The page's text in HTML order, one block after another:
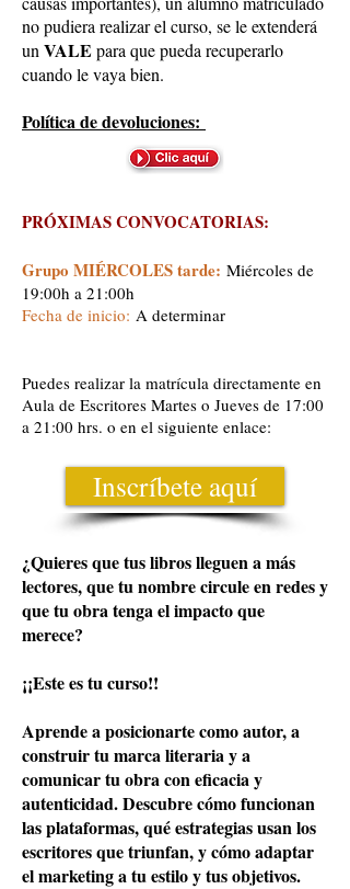
no pudiera realizar el curso, se le extenderá
un VALE para que pueda recuperarlo
cuando le vaya bien.
Política de devoluciones:
PRÓXIMAS CONVOCATORIAS:
Grupo MIÉRCOLES tarde: Miércoles de
19:00h a 21:00h
Fecha de inicio: A determinar
Puedes realizar la matrícula directamente en
Aula de Escritores Martes o Jueves de 17:00
a 21:00 hrs. o en el siguiente enlace:
Inscríbete aquí
¿Quieres que tus libros lleguen a más
lectores, que tu nombre circule en redes y
que tu obra tenga el impacto que
merece?
¡¡Este es tu curso!!
Aprende a posicionarte como autor, a
construir tu marca literaria y a
comunicar tu obra con eficacia y
autenticidad. Descubre cómo funcionan
las plataformas, qué estrategias usan los
escritores que triunfan, y cómo adaptar
el marketing a tu estilo y tus objetivos.